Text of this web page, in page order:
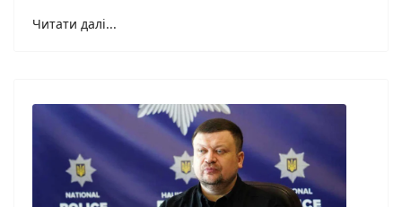
Читати далі...